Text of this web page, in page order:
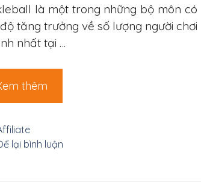
là một trong những bộ môn có
tăng trưởng về số lượng người chơi
nhất tại …
thêm
lại bình luận